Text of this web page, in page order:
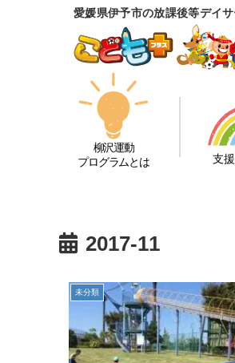
愛媛県伊予市の放課後等デイ
柳沢運動
プログラムとは
支
2017-11
未分類